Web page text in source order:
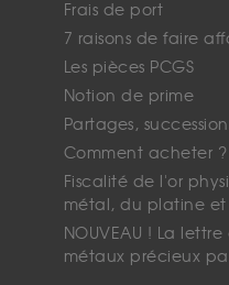
Frais de port
7 raisons de faire
Les pièces PCGS
Notion de prime
Partages,
Comment acheter ?
Fiscalité de l'or
métal, du platine
NOUVEAU ! La
métaux précieux